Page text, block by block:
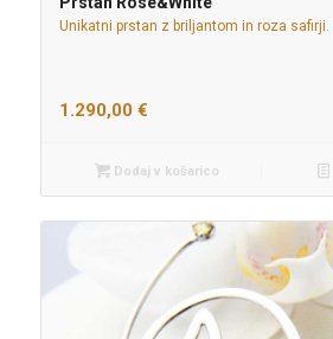
Unikatni prstan z briljantom in roza safirji.
1.290,00 €
Dodaj v košarico